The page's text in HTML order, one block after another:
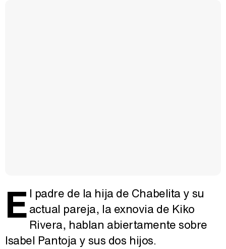
E l padre de la hija de Chabelita y su
actual pareja, la exnovia de Kiko
Rivera, hablan abiertamente sobre
Isabel Pantoja y sus dos hijos.